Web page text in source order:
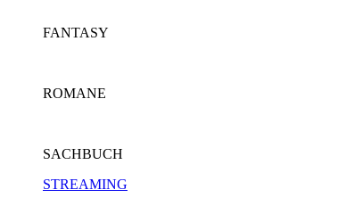
FANTASY
ROMANE
SACHBUCH
STREAMING